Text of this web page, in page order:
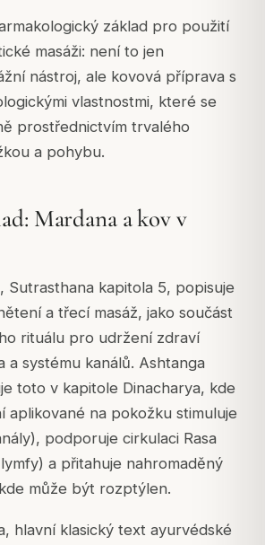
základ pro použití
masáži: není to jen
nástroj, ale kovová příprava s
vlastnostmi, které se
prostřednictvím trvalého
a pohybu.
Mardana a kov v
Sutrasthana kapitola 5, popisuje
a třecí masáž, jako součást
rituálu pro udržení zdraví
a systému kanálů. Ashtanga
toto v kapitole Dinacharya, kde
aplikované na pokožku stimuluje
podporuje cirkulaci Rasa
a přitahuje nahromaděný
může být rozptýlen.
hlavní klasický text ayurvédské